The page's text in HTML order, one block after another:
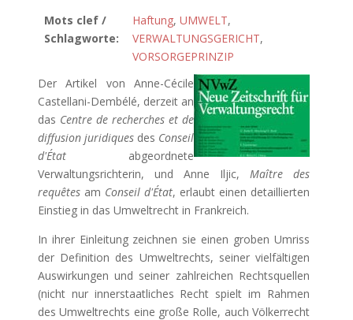
Mots clef /
Schlagworte:
Haftung, UMWELT,
VERWALTUNGSGERICHT,
VORSORGEPRINZIP
Der Artikel von Anne-Cécile
Castellani-Dembélé, derzeit an
das Centre de recherches et de
diffusion juridiques des Conseil
d'Étatabgeordnete
Verwaltungsrichterin, und Anne Iljic, Maître des
requêtesam Conseil d'État, erlaubt einen detaillierten
Einstieg in das Umweltrecht in Frankreich.
In ihrer Einleitung zeichnen sie einen groben Umriss
der Definition des Umweltrechts, seiner vielfältigen
Auswirkungen und seiner zahlreichen Rechtsquellen
(nicht nur innerstaatliches Recht spielt im Rahmen
des Umweltrechts eine große Rolle, auch Völkerrecht